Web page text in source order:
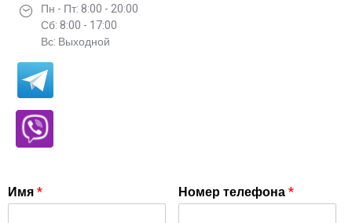
Пн - Пт: 8:00 - 20:00
Сб: 8:00 - 17:00
Вс: Выходной
Имя* Номер телефона*